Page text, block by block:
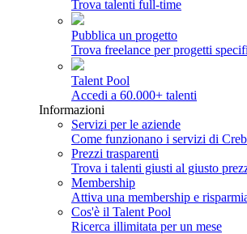
Trova talenti full-time
Pubblica un progetto
Trova freelance per progetti
Talent Pool
Accedi a 60.000+ talenti
Informazioni
Servizi per le aziende
Come funzionano i servizi di
Prezzi trasparenti
Trova i talenti giusti al giusto
Membership
Attiva una membership e
Cos'è il Talent Pool
Ricerca illimitata per un mese